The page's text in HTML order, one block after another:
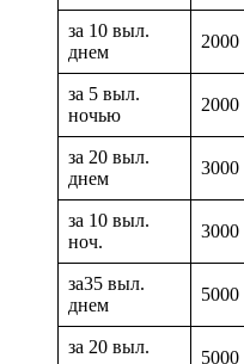
за 10 выл.
днем
2000
за 5 выл.
ночью
2000
за 20 выл.
днем
3000
за 10 выл.
ноч.
3000
за35 выл.
днем
5000
за 20 выл.
5000